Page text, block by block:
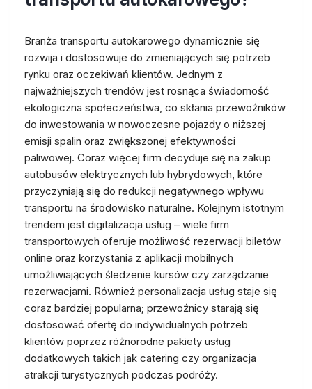
Branża transportu autokarowego dynamicznie się
rozwija i dostosowuje do zmieniających się potrzeb
rynku oraz oczekiwań klientów. Jednym z
najważniejszych trendów jest rosnąca świadomość
ekologiczna społeczeństwa, co skłania przewoźników
do inwestowania w nowoczesne pojazdy o niższej
emisji spalin oraz zwiększonej efektywności
paliwowej. Coraz więcej firm decyduje się na zakup
autobusów elektrycznych lub hybrydowych, które
przyczyniają się do redukcji negatywnego wpływu
transportu na środowisko naturalne. Kolejnym istotnym
trendem jest digitalizacja usług – wiele firm
transportowych oferuje możliwość rezerwacji biletów
online oraz korzystania z aplikacji mobilnych
umożliwiających śledzenie kursów czy zarządzanie
rezerwacjami. Również personalizacja usług staje się
coraz bardziej popularna; przewoźnicy starają się
dostosować ofertę do indywidualnych potrzeb
klientów poprzez różnorodne pakiety usług
dodatkowych takich jak catering czy organizacja
atrakcji turystycznych podczas podróży.